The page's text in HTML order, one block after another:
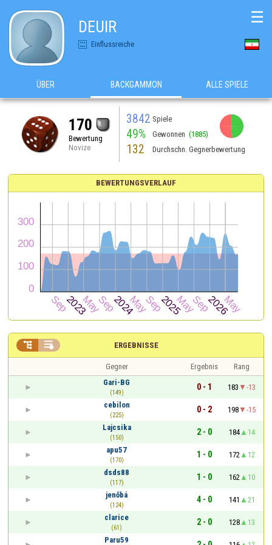
DEUIR
Einflussreiche
☰
ÜBER BACKGAMMON ALLE SPIELE
170
Bewertung
Novize
3842 Spiele
49% Gewonnen (1885)
132 Durchschn. Gegnerbewertung
BEWERTUNGSVERLAUF
ERGEBNISSE
 
Gegner Ergebnis
Rang
Gari-BG
(149)
0 - 1 183
-13
cebilon
(225)
0 - 2 198
-15
Lajcsika
(150)
2 - 0 184
14
apu57
(170)
1 - 0 172
12
dsds88
(117)
1 - 0 162
10
jenőbá
(124)
4 - 0 141
21
clarice
(61)
2 - 0 128
13
Paru59